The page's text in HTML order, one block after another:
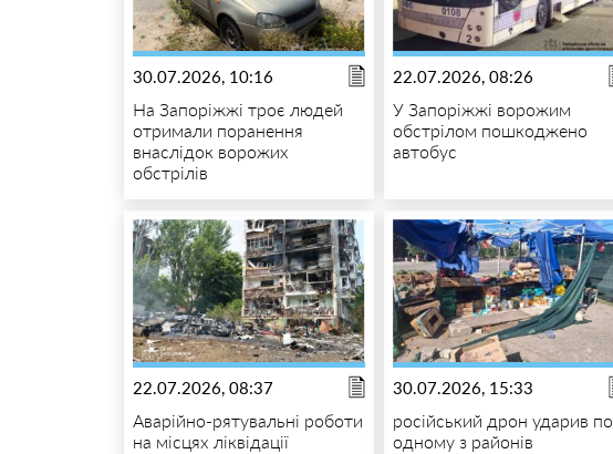
30.07.2026, 10:16
На Запоріжжі троє людей
отримали поранення
внаслідок ворожих
обстрілів
22.07.2026, 08:26
У Запоріжжі ворожим
обстрілом пошкоджено
автобус
22.07.2026, 08:37
Аварійно-рятувальні роботи
на місцях ліквідації
30.07.2026, 15:33
російський дрон ударив по
одному з районів